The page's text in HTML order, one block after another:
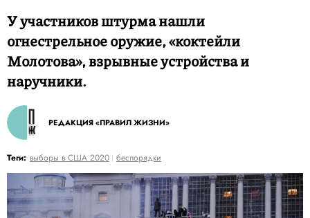
У участников штурма нашли
огнестрельное оружие, «коктейли
Молотова», взрывные устройства и
наручники.
РЕДАКЦИЯ «ПРАВИЛ ЖИЗНИ»
Теги: выборы в США 2020 беспорядки